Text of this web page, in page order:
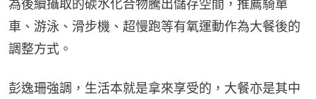
為後續攝取的碳水化合物騰出儲存空間，推薦騎單
車、游泳、滑步機、超慢跑等有氧運動作為大餐後的
調整方式。
彭逸珊強調，生活本就是拿來享受的，大餐亦是其中